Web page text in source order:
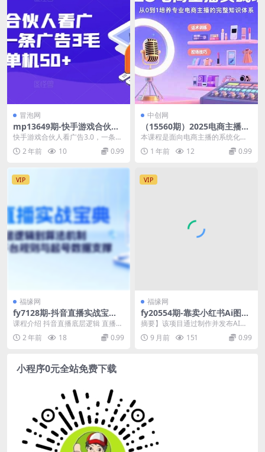
冒泡网
mp13649期-快手游戏合伙人
看广告3.0，一条广告3毛到五
快手游戏合伙人看广告3.0，一条广
告3毛到五毛，单机50+【揭秘】 原
理很简单就...
2 年前 10 0.99
中创网
（15560期）2025电商主播实
战培训：从0到1培养专业电商
本课程是面向电商主播的系统化实
战培训课程，涵盖从行业趋势分析
到直播全流程运营的核...
1 年前 12 0.99
VIP
福缘网
fy7128期-抖音直播实战宝
典：从底层逻辑到算法机制，
全面剖析平台规则与起号数据
支撑
课程介绍 抖音直播底层逻辑 直播蓝
屏详解 (一)人货场和数据 直播蓝屏
数据表现 ...
2 年前 18 0.99
VIP
福缘网
fy20554期-靠卖小红书Ai图文
笔记批量生成工具，单日收获
摘要】该项目通过制作并发布AI图
文笔记生成工具的使用演示视频，
在短视频平台引流至...
9 月前 151 0.99
小程序0元全站免费下载